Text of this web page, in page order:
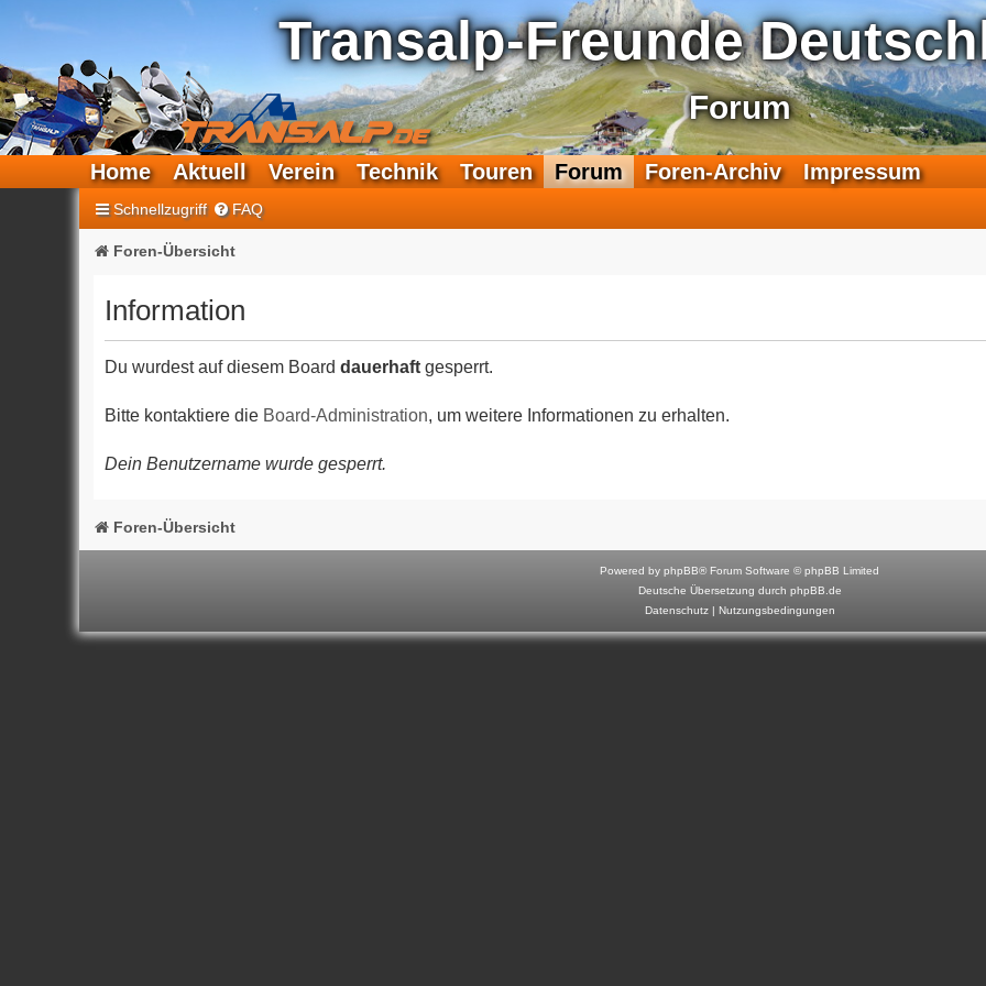
Transalp-Freunde
Forum
F
e
a
r
u
m
Home Aktuell Verein Technik Touren Forum Foren-Archiv Impressum
Schnellzugriff FAQ
Foren-Übersicht
Information
Du wurdest auf diesem Board dauerhaftgesperrt.
Bitte kontaktiere die Board-Administration, um weitere Informationen zu erhalten.
Dein Benutzername wurde gesperrt.
Foren-Übersicht
Powered by phpBB® Forum Software © phpBB Limited
Deutsche Übersetzung durch phpBB.de
Datenschutz| Nutzungsbedingungen